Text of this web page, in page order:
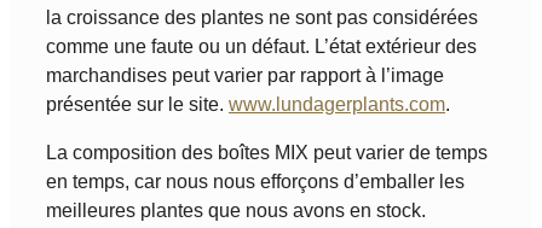
la croissance des plantes ne sont pas considérées
comme une faute ou un défaut. L’état extérieur des
marchandises peut varier par rapport à l’image
présentée sur le site. www.lundagerplants.com.
La composition des boîtes MIX peut varier de temps
en temps, car nous nous efforçons d’emballer les
meilleures plantes que nous avons en stock.